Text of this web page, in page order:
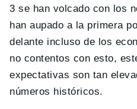
3 se han volcado con los
han aupado a la primera
delante incluso de los
no contentos con esto,
expectativas son tan
números históricos.